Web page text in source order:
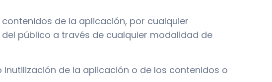
de la aplicación, por cualquier
público a través de cualquier modalidad de
de la aplicación o de los contenidos o